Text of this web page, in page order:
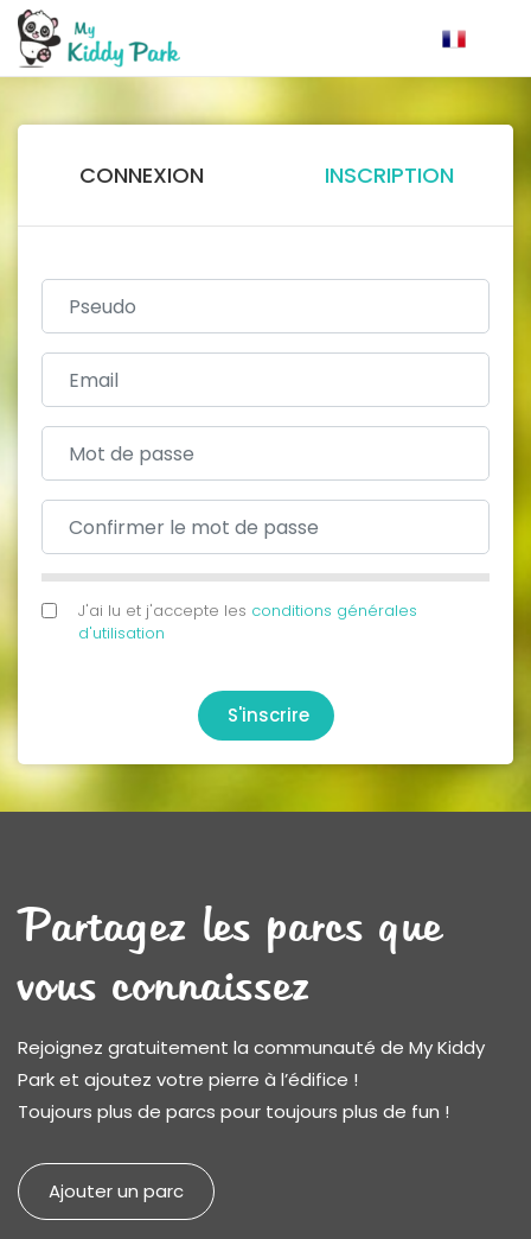
CONNEXION INSCRIPTION
J'ai lu et j'accepte les conditions générales
d'utilisation
S'inscrire
Partagez les parcs que
vous connaissez
Rejoignez gratuitement la communauté de My Kiddy
Park et ajoutez votre pierre à l’édifice !
Toujours plus de parcs pour toujours plus de fun !
Ajouter un parc